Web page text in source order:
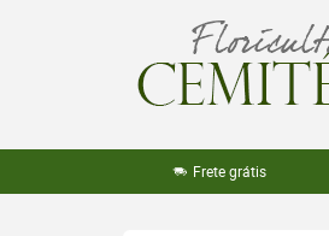
Frete grátis